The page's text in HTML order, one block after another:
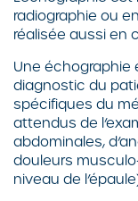
radiographie ou
réalisée aussi en
Une échographie
diagnostic du
spécifiques du
attendus de
abdominales,
douleurs
niveau de